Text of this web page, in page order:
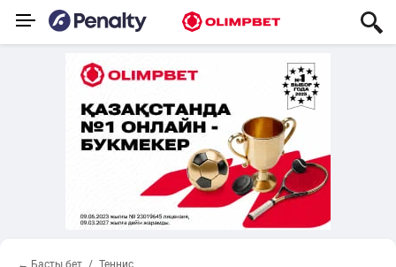
← Басты бет Теннис